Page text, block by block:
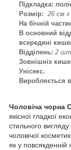
Підкладка:
Розмір: 26 см
На бічній
В основний
всередині
Відділень: 2
Зовнішніх
Унісекс.
Виробляється в
Чоловіча чорна
якісної гладкої
стильного
чоловічої
як у повсякденній